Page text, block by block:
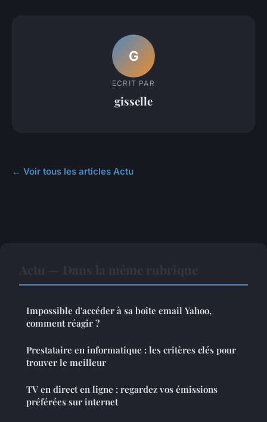
G
ECRIT PAR
gisselle
← Voir tous les articles Actu
Impossible d'accéder à sa boîte email Yahoo,
comment réagir ?
Prestataire en informatique : les critères clés pour
trouver le meilleur
TV en direct en ligne : regardez vos émissions
préférées sur internet